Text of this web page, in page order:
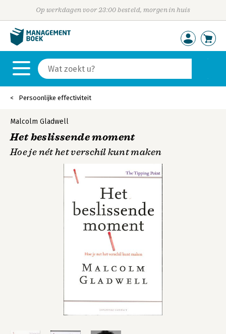
Op werkdagen voor 23:00 besteld, morgen in huis
Persoonlijke effectiviteit
Malcolm Gladwell
Het beslissende moment
Hoe je nét het verschil kunt maken